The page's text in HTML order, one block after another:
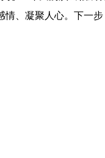
、凝聚人心。下一